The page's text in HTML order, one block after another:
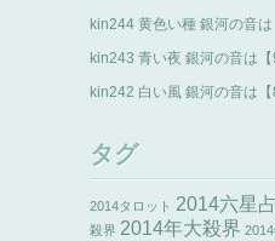
kin244 黄色い種 銀河の音は
kin243 青い夜 銀河の音は【
kin242 白い風 銀河の音は【
タグ
2014タロット 2014六星
殺界 2014年大殺界